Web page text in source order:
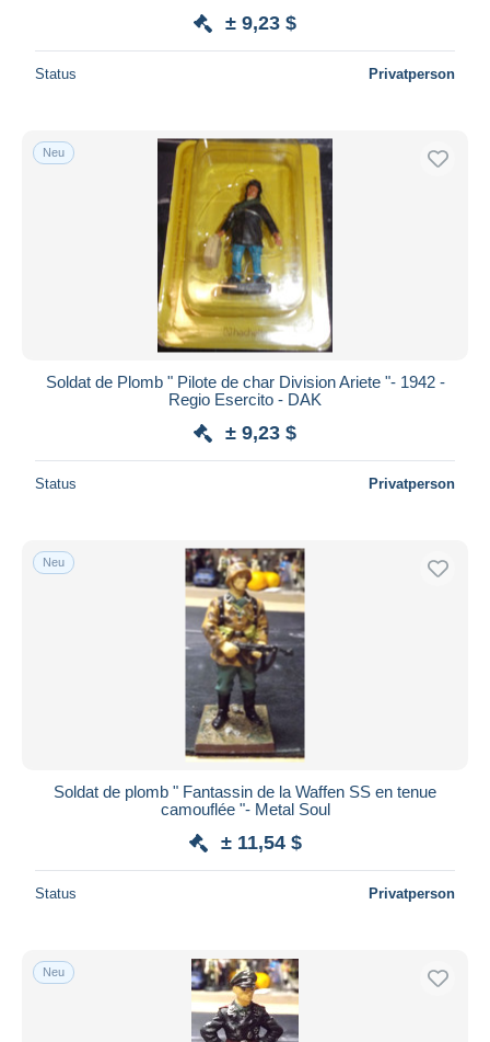
± 9,23 $
Status Privatperson
Neu
Soldat de Plomb " Pilote de char Division Ariete "- 1942 -
Regio Esercito - DAK
± 9,23 $
Status Privatperson
Neu
Soldat de plomb " Fantassin de la Waffen SS en tenue
camouflée "- Metal Soul
± 11,54 $
Status Privatperson
Neu